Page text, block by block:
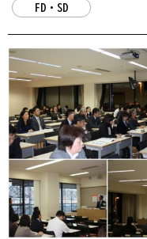
FD・SD